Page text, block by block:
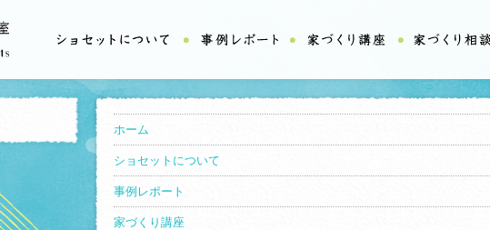
ホーム
ショセットについて
事例レポート
家づくり講座